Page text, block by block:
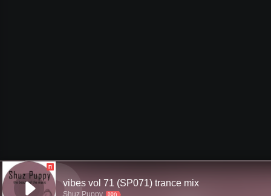
П
vibes vol 71 (SP071) trance mix
Shuz Puppy